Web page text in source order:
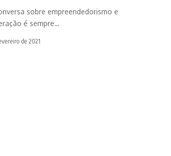
sobre empreendedorismo e
é sempre…
de 2021